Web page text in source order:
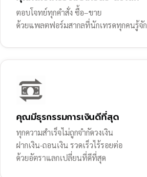
ตอบโจทย์ทุกคำสั่ง ซื้อ–ขาย
ด้วยแพลตฟอร์มสากลที่นักเทรดทุกคนรู้จัก
คุณมีธุรกรรมการเงินดีที่สุด
ทุกความสำเร็จไม่ถูกจำกัดวงเงิน
ฝากเงิน-ถอนเงิน รวดเร็วไร้รอยต่อ
ด้วยอัตราแลกเปลี่ยนที่ดีที่สุด